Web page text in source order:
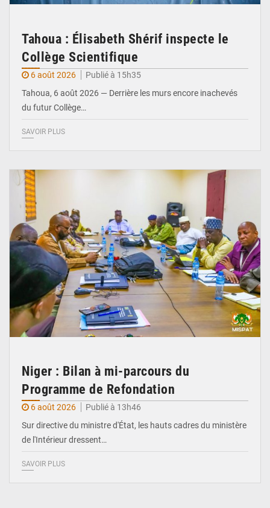
Tahoua : Élisabeth Shérif inspecte le
Collège Scientifique
6 août 2026
Publié à 15h35
Tahoua, 6 août 2026 — Derrière les murs encore inachevés
du futur Collège…
SAVOIR PLUS
Niger : Bilan à mi-parcours du
Programme de Refondation
6 août 2026
Publié à 13h46
Sur directive du ministre d'État, les hauts cadres du ministère
de l'Intérieur dressent…
SAVOIR PLUS